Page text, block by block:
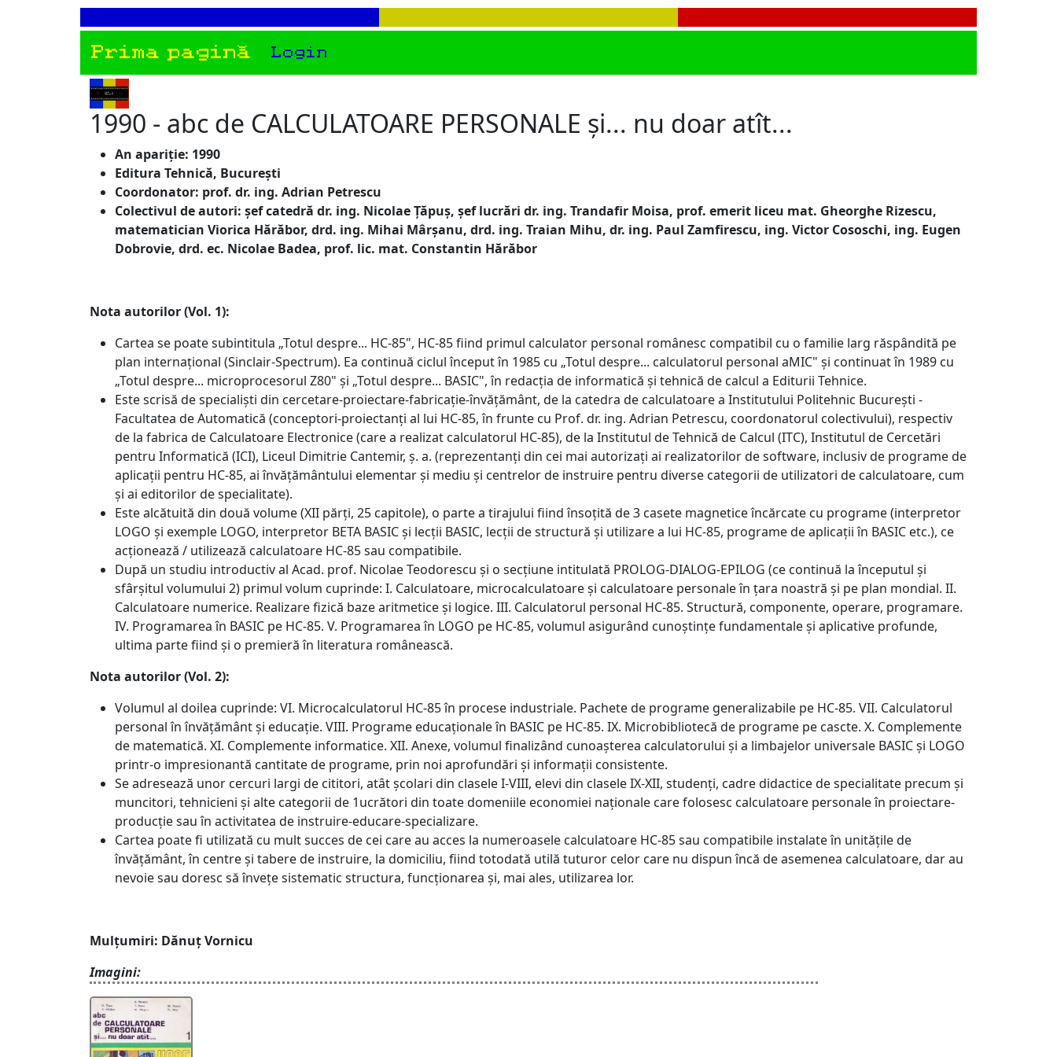
Prima pagină Login
1990 - abc de CALCULATOARE PERSONALE și... nu doar atît...
An apariție: 1990
Editura Tehnică, București
Coordonator: prof. dr. ing. Adrian Petrescu
Colectivul de autori: șef catedră dr. ing. Nicolae Țăpuș, șef lucrări dr. ing. Trandafir Moisa, prof. emerit liceu mat. Gheorghe Rizescu,
matematician Viorica Hărăbor, drd. ing. Mihai Mârșanu, drd. ing. Traian Mihu, dr. ing. Paul Zamfirescu, ing. Victor Cososchi, ing. Eugen
Dobrovie, drd. ec. Nicolae Badea, prof. lic. mat. Constantin Hărăbor
Nota autorilor (Vol. 1):
Cartea se poate subintitula „Totul despre... HC-85", HC-85 fiind primul calculator personal românesc compatibil cu o familie larg răspândită pe
plan internațional (Sinclair-Spectrum). Ea continuă ciclul început în 1985 cu „Totul despre... calculatorul personal aMIC" şi continuat în 1989 cu
„Totul despre... microprocesorul Z80" și „Totul despre... BASIC", în redacția de informatică și tehnică de calcul a Editurii Tehnice.
Este scrisă de specialiști din cercetare-proiectare-fabricație-învățământ, de la catedra de calculatoare a Institutului Politehnic București -
Facultatea de Automatică (conceptori-proiectanți al lui HC-85, în frunte cu Prof. dr. ing. Adrian Petrescu, coordonatorul colectivului), respectiv
de la fabrica de Calculatoare Electronice (care a realizat calculatorul HC-85), de la Institutul de Tehnică de Calcul (ITC), Institutul de Cercetări
pentru Informatică (ICI), Liceul Dimitrie Cantemir, ș. a. (reprezentanți din cei mai autorizați ai realizatorilor de software, inclusiv de programe de
aplicații pentru HC-85, ai învățământului elementar și mediu și centrelor de instruire pentru diverse categorii de utilizatori de calculatoare, cum
și ai editorilor de specialitate).
Este alcătuită din două volume (XII părți, 25 capitole), o parte a tirajului fiind însoțită de 3 casete magnetice încărcate cu programe (interpretor
LOGO și exemple LOGO, interpretor BETA BASIC și lecții BASIC, lecții de structură și utilizare a lui HC-85, programe de aplicații în BASIC etc.), ce
acționează / utilizează calculatoare HC-85 sau compatibile.
După un studiu introductiv al Acad. prof. Nicolae Teodorescu și o secțiune intitulată PROLOG-DIALOG-EPILOG (ce continuă la începutul și
sfârșitul volumului 2) primul volum cuprinde: I. Calculatoare, microcalculatoare și calculatoare personale în țara noastră și pe plan mondial. II.
Calculatoare numerice. Realizare fizică baze aritmetice și logice. III. Calculatorul personal HC-85. Structură, componente, operare, programare.
IV. Programarea în BASIC pe HC-85. V. Programarea în LOGO pe HC-85, volumul asigurând cunoștințe fundamentale și aplicative profunde,
ultima parte fiind și o premieră în literatura românească.
Nota autorilor (Vol. 2):
Volumul al doilea cuprinde: VI. Microcalculatorul HC-85 în procese industriale. Pachete de programe generalizabile pe HC-85. VII. Calculatorul
personal în învățământ și educație. VIII. Programe educaționale în BASIC pe HC-85. IX. Microbibliotecă de programe pe cascte. X. Complemente
de matematică. XI. Complemente informatice. XII. Anexe, volumul finalizând cunoașterea calculatorului și a limbajelor universale BASIC și LOGO
printr-o impresionantă cantitate de programe, prin noi aprofundări și informații consistente.
Se adresează unor cercuri largi de cititori, atât școlari din clasele I-VIII, elevi din clasele IX-XII, studenți, cadre didactice de specialitate precum și
muncitori, tehnicieni și alte categorii de 1ucrători din toate domeniile economiei naționale care folosesc calculatoare personale în proiectare-
producție sau în activitatea de instruire-educare-specializare.
Cartea poate fi utilizată cu mult succes de cei care au acces la numeroasele calculatoare HC-85 sau compatibile instalate în unitățile de
învățământ, în centre și tabere de instruire, la domiciliu, fiind totodată utilă tuturor celor care nu dispun încă de asemenea calculatoare, dar au
nevoie sau doresc să învețe sistematic structura, funcționarea și, mai ales, utilizarea lor.
Mulțumiri: Dănuț Vornicu
Imagini: